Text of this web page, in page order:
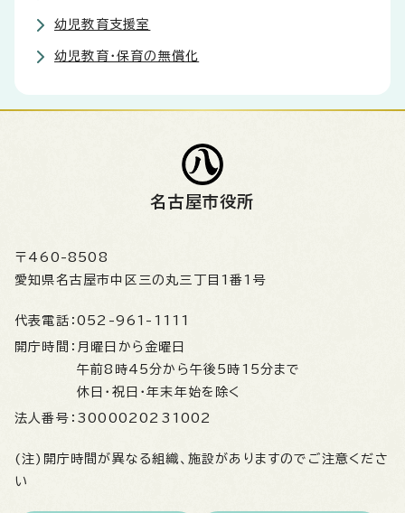
幼児教育支援室
幼児教育・保育の無償化
名古屋市役所
〒460-8508
愛知県名古屋市中区三の丸三丁目1番1号
代表電話： 052-961-1111
開庁時間： 月曜日から金曜日
午前8時45分から午後5時15分まで
休日・祝日・年末年始を除く
法人番号： 3000020231002
(注)開庁時間が異なる組織、施設がありますのでご注意くださ
い